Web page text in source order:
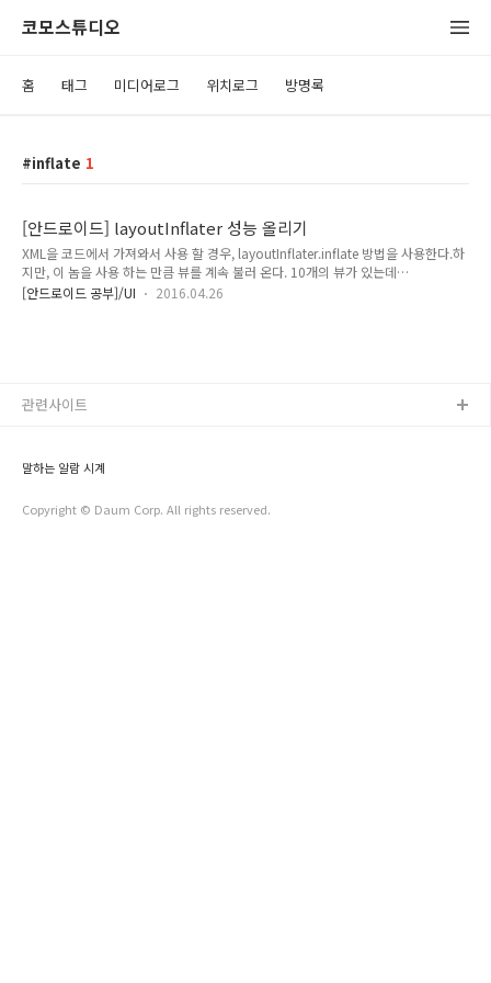
코모스튜디오
홈 태그 미디어로그 위치로그 방명록
inflate 1
[안드로이드] layoutInflater 성능 올리기
XML을 코드에서 가져와서 사용 할 경우, layoutInflater.inflate 방법을 사용한다.하
지만, 이 놈을 사용 하는 만큼 뷰를 계속 불러 온다. 10개의 뷰가 있는데
layoutInflater.inflate 코드가 실행 되면 getView를 통해 뷰를 하나씩 10번 불러 온
[안드로이드 공부]/UI 2016.04.26
말하는 알람 시계
Copyright © Daum Corp. All rights reserved.
관련사이트